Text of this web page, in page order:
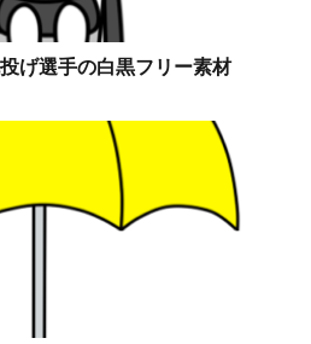
げ選手の白黒フリー素材